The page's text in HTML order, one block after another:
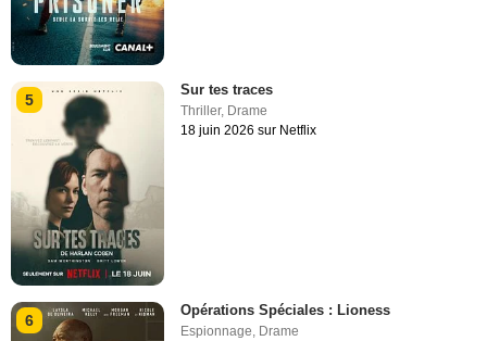
5
Sur tes traces
Thriller, Drame
18 juin 2026 sur Netflix
6
Opérations Spéciales : Lioness
Espionnage, Drame